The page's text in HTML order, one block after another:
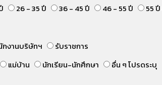
26 - 35 ปี 36 - 45 ปี 46 - 55 ปี
55
งานบริษัทฯ
รับราชการ
แม่บ้าน นักเรียน-นักศึกษา อื่น ๆ โปรดระบุ